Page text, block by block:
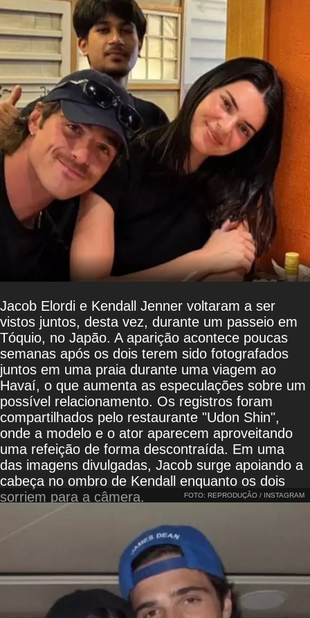
Jacob Elordi e Kendall Jenner voltaram a ser
vistos juntos, desta vez, durante um passeio em
Tóquio, no Japão. A aparição acontece poucas
semanas após os dois terem sido fotografados
juntos em uma praia durante uma viagem ao
Havaí, o que aumenta as especulações sobre um
possível relacionamento. Os registros foram
compartilhados pelo restaurante "Udon Shin",
onde a modelo e o ator aparecem aproveitando
uma refeição de forma descontraída. Em uma
das imagens divulgadas, Jacob surge apoiando a
cabeça no ombro de Kendall enquanto os dois
sorriem para a câmera.
FOTO: REPRODUÇÃO / INSTAGRAM